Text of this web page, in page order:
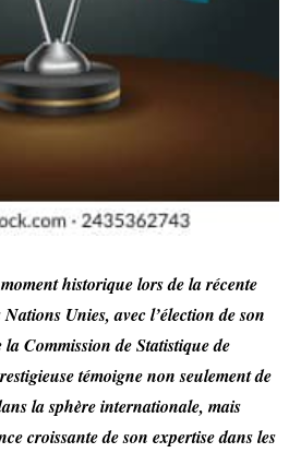
historique lors de la récente
Unies, avec l’élection de son
Commission de Statistique de
témoigne non seulement de
la sphère internationale, mais
croissante de son expertise dans les